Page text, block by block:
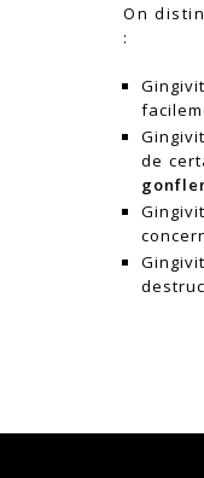
On
:
de